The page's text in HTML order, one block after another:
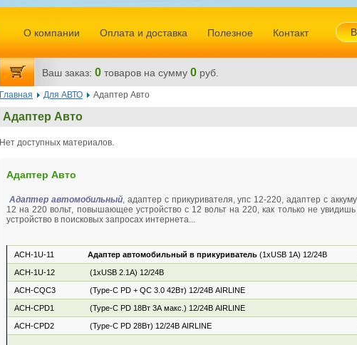
Главная Для АВТО Адаптер Авто
Адаптер Авто
Нет доступных материалов.
Адаптер Авто
Адаптер автомобильный, адаптер с прикуривателя, упс 12-220, адаптер с
12 на 220 вольт, повышающее устройство с 12 вольт на 220, как только не
устройство в поисковых запросах интернета...
ACH-1U-11 Адаптер автомобильный в прикуриватель (1хUSB 1A) 12/24В
ACH-1U-12 (1хUSB 2.1A) 12/24В
ACH-CQC3 (Type-C PD + QC 3.0 42Вт) 12/24В AIRLINE
ACH-CPD1 (Type-C PD 18Вт 3А макс.) 12/24В AIRLINE
ACH-CPD2 (Type-C PD 28Вт) 12/24В AIRLINE
О компании Оплата и доставка Полезное Контакт
Ваш заказ: 0 товаров на сумму 0 руб.